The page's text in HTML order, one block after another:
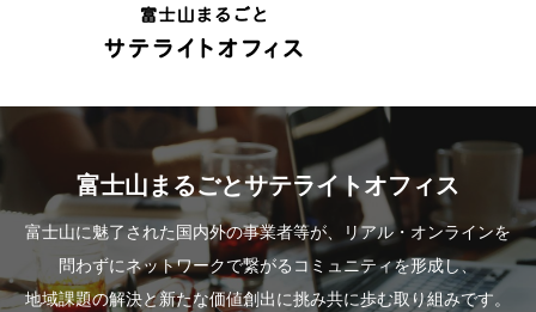
富士山まるごとサテライトオフィス
富士山に魅了された国内外の事業者等が、リアル・オンラインを
問わずにネットワークで繋がるコミュニティを形成し、
地域課題の解決と新たな価値創出に挑み共に歩む取り組みです。